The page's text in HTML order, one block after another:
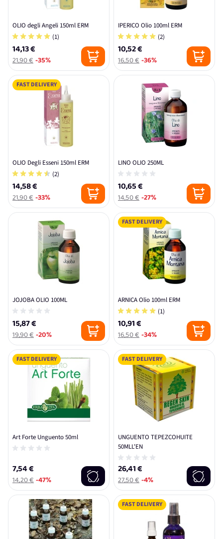
OLIO degli Angeli 150ml ERM
(1)
14,13 €
21,90 €-35%
IPERICO Olio 100ml ERM
(2)
10,52 €
16,50 €-36%
FAST DELIVERY
OLIO Degli Esseni 150ml ERM
(2)
14,58 €
21,90 €-33%
LINO OLIO 250ML
10,65 €
14,50 €-27%
JOJOBA OLIO 100ML
15,87 €
19,90 €-20%
FAST DELIVERY
ARNICA Olio 100ml ERM
(1)
10,91 €
16,50 €-34%
FAST DELIVERY
Art Forte Unguento 50ml
7,54 €
14,20 €-47%
FAST DELIVERY
UNGUENTO TEPEZCOHUITE
50MLL'EN
26,41 €
27,50 €-4%
FAST DELIVERY